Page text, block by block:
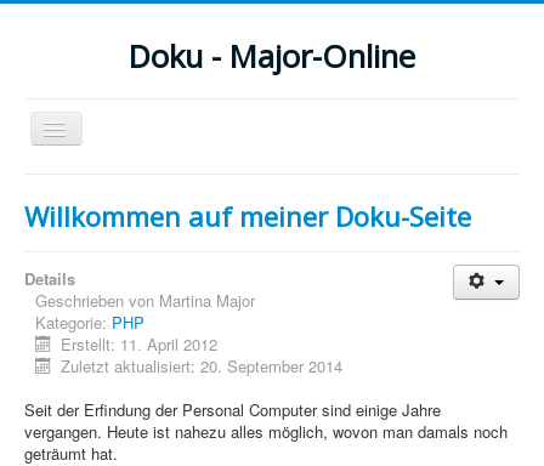
Doku - Major-Online
Navigation
an/aus
PovRay
PHP
Webdesign
CMS
Willkommen auf meiner Doku-Seite
Details
Geschrieben von Martina Major
Kategorie: PHP
Erstellt: 11. April 2012
Zuletzt aktualisiert: 20. September 2014
Seit der Erfindung der Personal Computer sind einige Jahre
vergangen. Heute ist nahezu alles möglich, wovon man damals noch
geträumt hat.